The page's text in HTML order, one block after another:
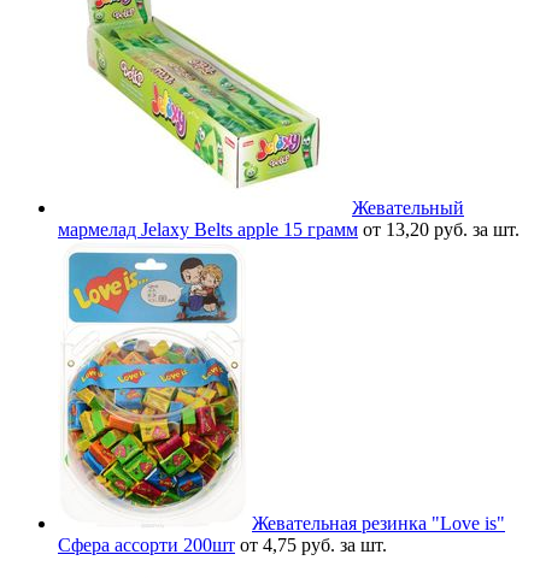
Жевательный
мармелад Jelaxy Belts apple 15 грамм от 13,20 руб. за шт.
Жевательная резинка "Love is"
Сфера ассорти 200шт от 4,75 руб. за шт.